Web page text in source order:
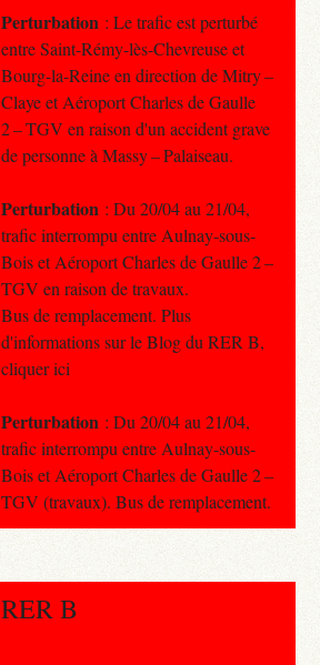
Perturbation : Le trafic est perturbé
entre Saint-Rémy-lès-Chevreuse et
Bourg-la-Reine en direction de Mitry –
Claye et Aéroport Charles de Gaulle
2 – TGV en raison d'un accident grave
de personne à Massy – Palaiseau.
Perturbation : Du 20/04 au 21/04,
trafic interrompu entre Aulnay-sous-
Bois et Aéroport Charles de Gaulle 2 –
TGV en raison de travaux.
Bus de remplacement. Plus
d'informations sur le Blog du RER B,
cliquer ici
Perturbation : Du 20/04 au 21/04,
trafic interrompu entre Aulnay-sous-
Bois et Aéroport Charles de Gaulle 2 –
TGV (travaux). Bus de remplacement.
RER B